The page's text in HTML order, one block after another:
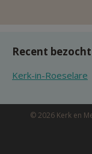
Recent bezocht
Kerk-in-Roeselare
© 2026 Kerk en